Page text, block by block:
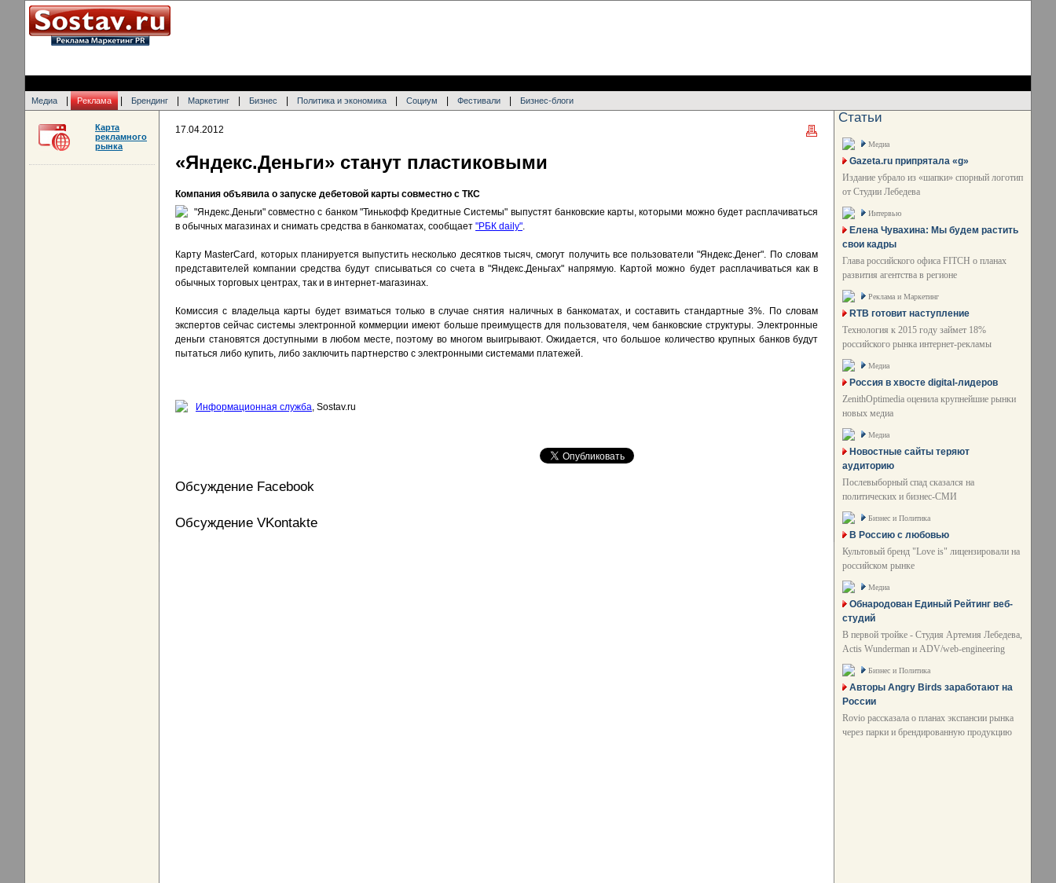
Медиа Реклама Брендинг Маркетинг Бизнес Политика и экономика Социум Фестивали Бизнес-блоги
17.04.2012
«Яндекс.Деньги» станут пластиковыми
Компания объявила о запуске дебетовой карты совместно с ТКС
"Яндекс.Деньги" совместно с банком "Тинькофф Кредитные Системы" выпустят банковские карты, которыми можно будет расплачиваться
в обычных магазинах и снимать средства в банкоматах, сообщает "РБК daily".
Карту MasterCard, которых планируется выпустить несколько десятков тысяч, смогут получить все пользователи "Яндекс.Денег". По словам
представителей компании средства будут списываться со счета в "Яндекс.Деньгах" напрямую. Картой можно будет расплачиваться как в
обычных торговых центрах, так и в интернет-магазинах.
Комиссия с владельца карты будет взиматься только в случае снятия наличных в банкоматах, и составить стандартные 3%. По словам
экспертов сейчас системы электронной коммерции имеют больше преимуществ для пользователя, чем банковские структуры. Электронные
деньги становятся доступными в любом месте, поэтому во многом выигрывают. Ожидается, что большое количество крупных банков будут
пытаться либо купить, либо заключить партнерство с электронными системами платежей.
Информационная служба, Sostav.ru
Обсуждение Facebook
Обсуждение VKontakte
Карта
рекламного
рынка
Статьи
Медиа
Gazeta.ru припрятала «g»
Издание убрало из «шапки» спорный логотип
от Студии Лебедева
Интервью
Елена Чувахина: Мы будем растить
свои кадры
Глава российского офиса FITCH о планах
развития агентства в регионе
Реклама и Маркетинг
RTB готовит наступление
Технология к 2015 году займет 18%
российского рынка интернет-рекламы
Медиа
Россия в хвосте digital-лидеров
ZenithOptimedia оценила крупнейшие рынки
новых медиа
Медиа
Новостные сайты теряют
аудиторию
Послевыборный спад сказался на
политических и бизнес-СМИ
Бизнес и Политика
В Россию с любовью
Культовый бренд "Love is" лицензировали на
российском рынке
Медиа
Обнародован Единый Рейтинг веб-
студий
В первой тройке - Студия Артемия Лебедева,
Actis Wunderman и ADV/web-engineering
Бизнес и Политика
Авторы Angry Birds заработают на
России
Rovio рассказала о планах экспансии рынка
через парки и брендированную продукцию